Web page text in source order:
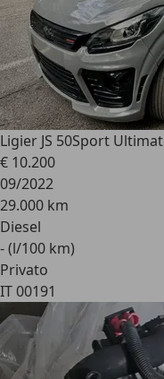
Ligier JS 50Sport
€ 10.200
09/2022
29.000 km
Diesel
- (l/100 km)
Privato
IT 00191